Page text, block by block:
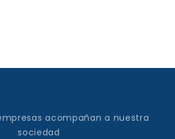
acompañan a nuestra
sociedad